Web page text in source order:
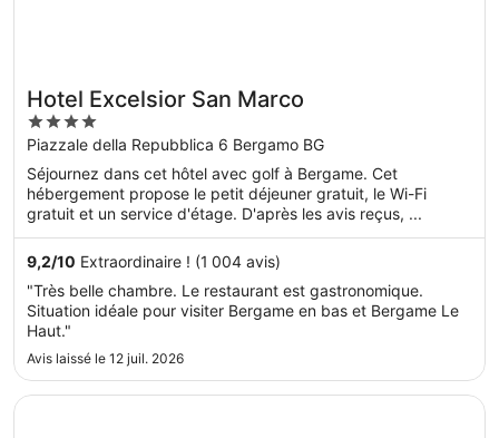
Hotel Excelsior San Marco
4
out
of
5
Piazzale della Repubblica 6 Bergamo BG
Séjournez dans cet hôtel avec golf à Bergame. Cet
hébergement propose le petit déjeuner gratuit, le Wi-Fi
gratuit et un service d'étage. D'après les avis reçus, ...
9,2/10 Extraordinaire ! (1 004 avis)
"Très belle chambre. Le restaurant est gastronomique.
Situation idéale pour visiter Bergame en bas et Bergame Le
Haut."
Avis laissé le 12 juil. 2026
S’ouvre dans une nouvelle fenêtre
Radisson Blu Hotel, Bergamo Choruslife